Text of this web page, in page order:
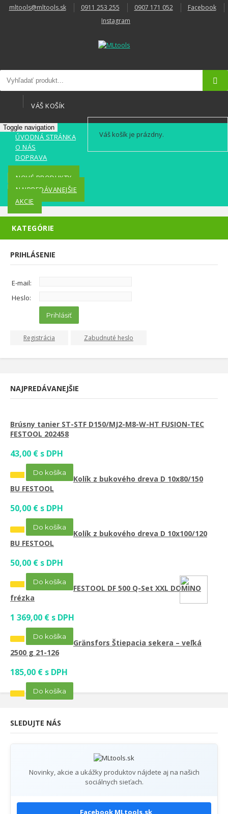
mltools@mltools.sk 0911 253 255 0907 171 052
Facebook
Instagram
VÁŠ KOŠÍK
Váš košík je prázdny.
Toggle navigation
ÚVODNÁ STRÁNKA
O NÁS
DOPRAVA
KONTAKT
NOVÉ PRODUKTY
NAJPREDÁVANEJŠIE
AKCIE
KATEGÓRIE
PRIHLÁSENIE
E-mail:
Heslo:
Prihlásiť
Registrácia Zabudnuté heslo
NAJPREDÁVANEJŠIE
Brúsny tanier ST-STF D150/MJ2-M8-W-HT FUSION-TEC
FESTOOL 202458
43,00 € s DPH
Do košíka
Kolík z bukového dreva D 10x80/150
BU FESTOOL
50,00 € s DPH
Do košíka
Kolík z bukového dreva D 10x100/120
BU FESTOOL
50,00 € s DPH
Do košíka
FESTOOL DF 500 Q-Set XXL DOMINO
frézka
1 369,00 € s DPH
Do košíka
Gränsfors Štiepacia sekera – veľká
2500 g 21-126
185,00 € s DPH
Do košíka
SLEDUJTE NÁS
Novinky, akcie a ukážky produktov nájdete aj na našich
sociálnych sieťach.
Facebook MLtools.sk